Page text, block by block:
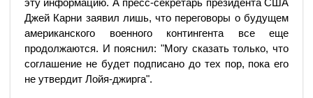
эту информацию. А пресс-секретарь президента США
Джей Карни заявил лишь, что переговоры о будущем
американского военного контингента все еще
продолжаются. И пояснил: "Могу сказать только, что
соглашение не будет подписано до тех пор, пока его
не утвердит Лойя-джирга".